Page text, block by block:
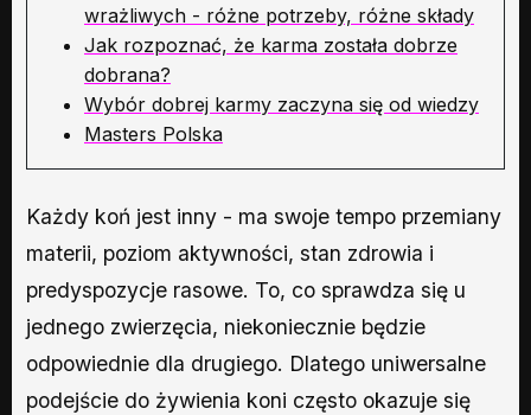
wrażliwych - różne potrzeby, różne składy
Jak rozpoznać, że karma została dobrze
dobrana?
Wybór dobrej karmy zaczyna się od wiedzy
Masters Polska
Każdy koń jest inny - ma swoje tempo przemiany
materii, poziom aktywności, stan zdrowia i
predyspozycje rasowe. To, co sprawdza się u
jednego zwierzęcia, niekoniecznie będzie
odpowiednie dla drugiego. Dlatego uniwersalne
podejście do żywienia koni często okazuje się